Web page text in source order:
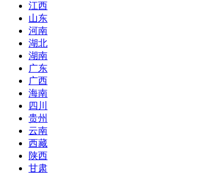
江西
山东
河南
湖北
湖南
广东
广西
海南
四川
贵州
云南
西藏
陕西
甘肃